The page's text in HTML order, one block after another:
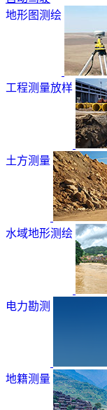
地形图测绘
工程测量放样
土方测量
水域地形测绘
电力勘测
地籍测量